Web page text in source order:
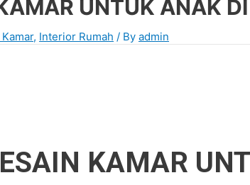
UNTUK ANAK
, Interior Rumah / By admin
KAMAR